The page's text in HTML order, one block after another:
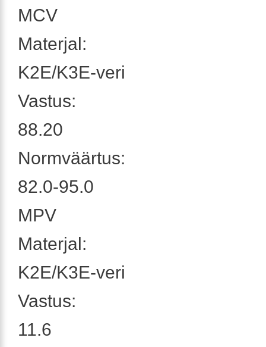
MCV
Materjal:
K2E/K3E-veri
Vastus:
88.20
Normväärtus:
82.0-95.0
MPV
Materjal:
K2E/K3E-veri
Vastus:
11.6